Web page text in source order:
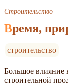
Строительство
Время,
строительство
Большое влияние
строительной